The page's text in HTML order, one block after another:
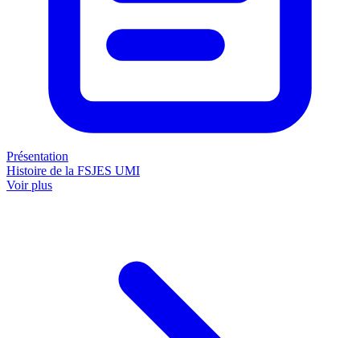
Présentation
Histoire de la FSJES UMI
Voir plus